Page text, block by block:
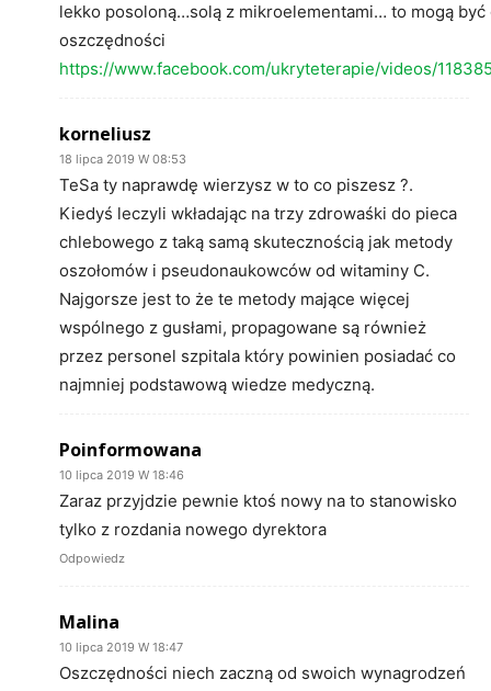
lekko posoloną…solą z mikroelementami… to mogą być
oszczędności
https://www.facebook.com/ukryteterapie/videos/
korneliusz
18 lipca 2019 W 08:53
TeSa ty naprawdę wierzysz w to co piszesz ?.
Kiedyś leczyli wkładając na trzy zdrowaśki do pieca
chlebowego z taką samą skutecznością jak metody
oszołomów i pseudonaukowców od witaminy C.
Najgorsze jest to że te metody mające więcej
wspólnego z gusłami, propagowane są również
przez personel szpitala który powinien posiadać co
najmniej podstawową wiedze medyczną.
Poinformowana
10 lipca 2019 W 18:46
Zaraz przyjdzie pewnie ktoś nowy na to stanowisko
tylko z rozdania nowego dyrektora
Odpowiedz
Malina
10 lipca 2019 W 18:47
Oszczędności niech zaczną od swoich wynagrodzeń